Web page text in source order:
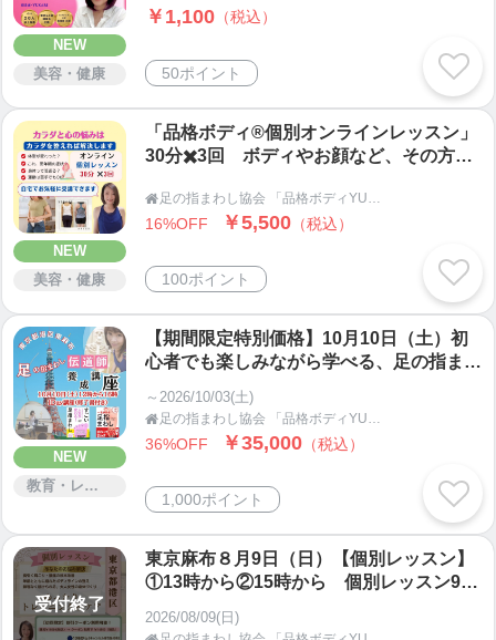
ヨガやピラティスの動きも取り入れ、がんばらない
エクササイズとケアをお伝えします。
５０代からでも大丈夫。何歳からでも大丈夫。
身体のしくみを知って、美しく健康になりましょ
う。
足の指まわし・手指まわし等の簡単にできるセルフ
ケアからスタートしませんか？
【起業・自宅サロン・集客・SNS ・ホームページ作
成】
2020年より、ECコンサルとしての活動もしてお
ります。
こちらも、自分で体感・体験したことをお伝えし
ております。
＊サポートが手厚いので安心。
＊解りやすい。
＊結果に結びついた。
＊集客の仕組みがわかった。
＊ホームページを自分で管理できるのが嬉しい。
と、喜びの声をいただいております。
NEW
美容・健康
￥1,100 （税込）
50ポイント
NEW
美容・健康
「品格ボディ®個別オンラインレッスン」
30分✖️3回 ボディやお顔など、その方の
も、セルフケアで変わることを体感してく
ださい。

16%OFF ￥5,500 （税込）
100ポイント
NEW
教育・レッスン・講習
【期間限定特別価格】10月10日（土）初
心者でも楽しみながら学べる、足の指まわ
能。修了証付き・東京都港区
～2026/10/03(土)
 足の指まわし協会 「品格ボディYUKARI塾」
36%OFF ￥35,000 （税込）
1,000ポイント
受付終了
東京麻布８月9日（日）【個別レッスン】
①13時から②15時から 個別レッスン90
き。がんばらないレッスンで体を変えて、
2026/08/09(日)